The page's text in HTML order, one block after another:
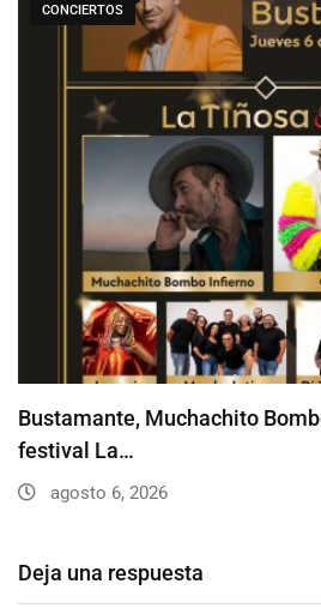
CONCIERTOS
Bustamante, Muchachito
festival La…
agosto 6, 2026
Deja una respuesta